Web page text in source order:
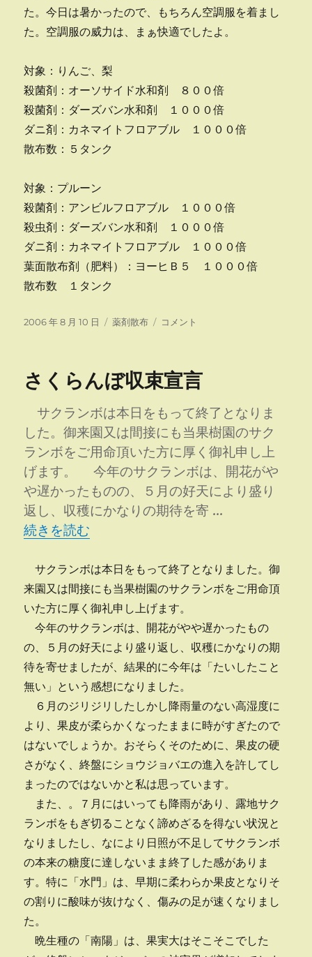
た。今日は暑かったので、もちろん空調服を着まし
た。空調服の威力は、まぁ快適でしたよ。
対象：りんご、梨
殺菌剤：オーソサイド水和剤 ８００倍
殺菌剤：ダーズバン水和剤 １０００倍
ダニ剤：カネマイトフロアブル １０００倍
散布数：５タンク
対象：プルーン
殺菌剤：アンビルフロアブル １０００倍
殺虫剤：ダーズバン水和剤 １０００倍
ダニ剤：カネマイトフロアブル １０００倍
葉面散布剤（肥料）：ヨーヒＢ５ １０００倍
散布数 １タンク
投
2006 年 8 月 10 日
カ
ー
薬剤散布
り
に
除
コメント
さくらんぼ収束宣言
サクランボは本日をもって終了となりま
した。御来園又は間接にも当果樹園のサク
ランボをご用命頂いた方に厚く御礼申し上
げます。 今年のサクランボは、開花がや
や遅かったものの、５月の好天により盛り
返し、収穫にかなりの期待を寄 …
“さくらんぼ収束宣言” の
続きを読む
サクランボは本日をもって終了となりました。御
来園又は間接にも当果樹園のサクランボをご用命頂
いた方に厚く御礼申し上げます。
今年のサクランボは、開花がやや遅かったもの
の、５月の好天により盛り返し、収穫にかなりの期
待を寄せましたが、結果的に今年は「たいしたこと
無い」という感想になりました。
６月のジリジリしたしかし降雨量のない高湿度に
より、果皮が柔らかくなったままに時がすぎたので
はないでしょうか。おそらくそのために、果皮の硬
さがなく、終盤にショウジョバエの進入を許してし
まったのではないかと私は思っています。
また、。７月にはいっても降雨があり、露地サク
ランボをもぎ切ることなく諦めざるを得ない状況と
なりましたし、なにより日照が不足してサクランボ
の本来の糖度に達しないまま終了した感がありま
す。特に「水門」は、早期に柔わらか果皮となりそ
の割りに酸味が抜けなく、傷みの足が速くなりまし
た。
晩生種の「南陽」は、果実大はそこそこでした